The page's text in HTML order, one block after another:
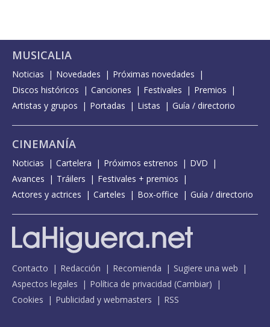
MUSICALIA
Noticias Novedades
Próximas novedades
Discos históricos
Canciones Festivales
Premios
Artistas y grupos
Portadas Listas Guía / directorio
CINEMANÍA
Noticias Cartelera Próximos estrenos
DVD
Avances
Tráilers
Festivales + premios
Actores y actrices
Carteles Box-office Guía / directorio
Contacto Redacción Recomienda
Sugiere una web
Aspectos legales
Política de privacidad (Cambiar)
Cookies
Publicidad y webmasters RSS